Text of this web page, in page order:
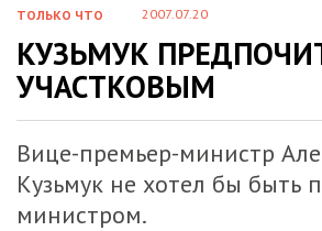
ТОЛЬКО ЧТО 2007.07.20
КУЗЬМУК
УЧАСТКОВЫМ
Вице-премьер-министр
Кузьмук не хотел бы быть
министром.